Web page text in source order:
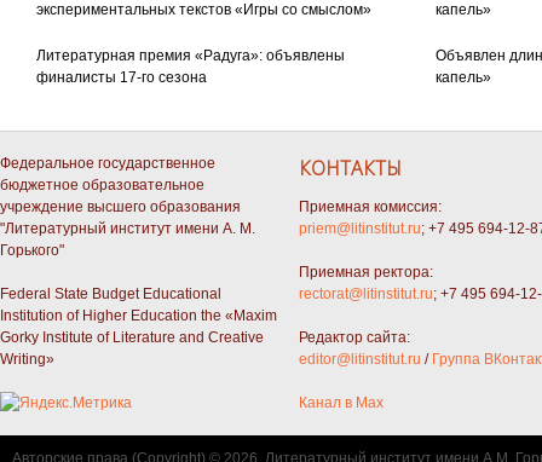
экспериментальных текстов «Игры со смыслом»
капель»
Литературная премия «Радуга»: объявлены
финалисты 17-го сезона
Объявлен
капель»
Федеральное государственное
бюджетное образовательное
учреждение высшего образования
"Литературный институт имени А. М.
Горького"
Federal State Budget Educational
Institution of Higher Education the «Maxim
Gorky Institute of Literature and Creative
Writing»
КОНТАКТЫ
Приемная комиссия:
priem@litinstitut.ru; +7 495 694-12-
Приемная ректора:
rectorat@litinstitut.ru; +7 495 694-
Редактор сайта:
editor@litinstitut.ru / Группа
Канал в Max